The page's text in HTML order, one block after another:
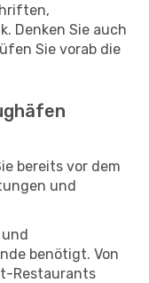
Denken Sie auch
Sie vorab die
bereits vor dem
und
benötigt. Von
Restaurants